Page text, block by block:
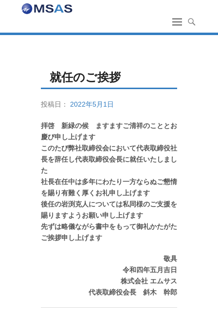
就任のご挨拶
投稿日： 2022年5月1日
拝啓 新緑の候 ますますご清祥のこととお
慶び申し上げます
このたび弊社取締役会において代表取締役社
長を辞任し代表取締役会長に就任いたしまし
た
社長在任中は多年にわたり一方ならぬご懇情
を賜り有難く厚くお礼申し上げます
後任の岩渕克人については私同様のご支援を
賜りますようお願い申し上げます
先ずは略儀ながら書中をもって御礼かたがた
ご挨拶申し上げます
敬具
令和四年五月吉日
株式会社 エムサス
代表取締役会長 斜木 幹郎